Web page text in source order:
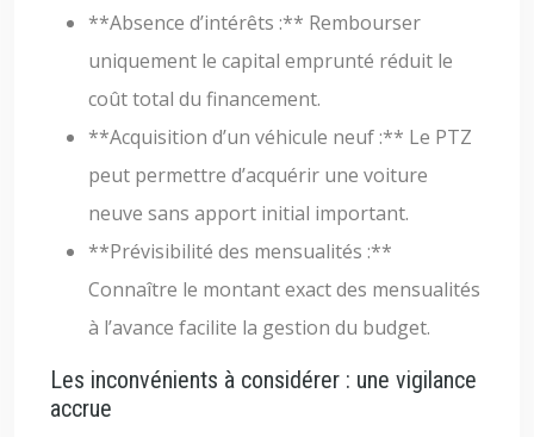
**Absence d’intérêts :** Rembourser
uniquement le capital emprunté réduit le
coût total du financement.
**Acquisition d’un véhicule neuf :** Le PTZ
peut permettre d’acquérir une voiture
neuve sans apport initial important.
**Prévisibilité des mensualités :**
Connaître le montant exact des mensualités
à l’avance facilite la gestion du budget.
Les inconvénients à considérer : une vigilance
accrue